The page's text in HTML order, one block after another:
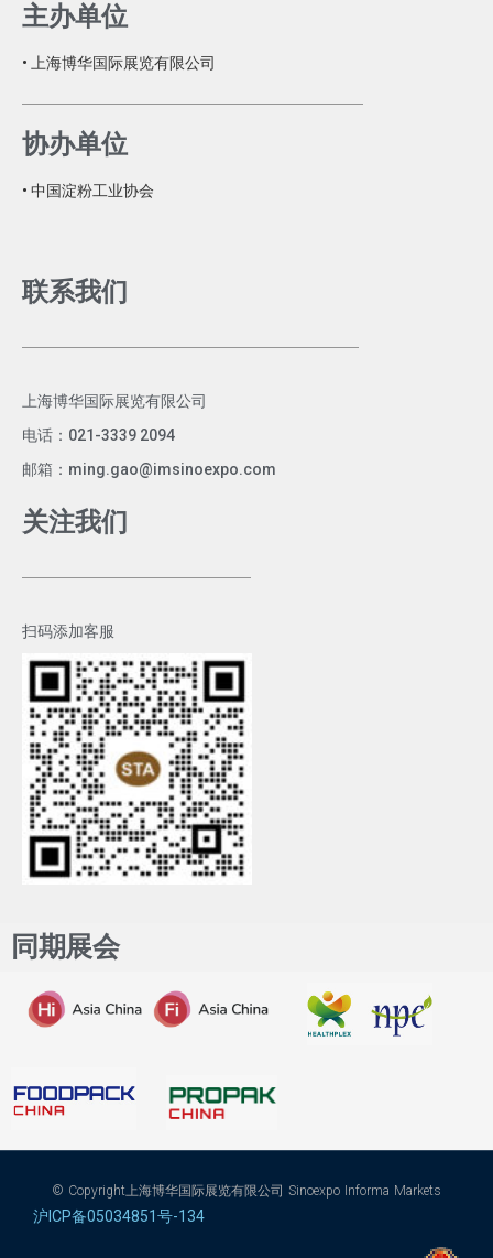
主办单位
• 上海博华国际展览有限公司
协办单位
• 中国淀粉工业协会
联系我们
上海博华国际展览有限公司
电话：021-3339 2094
邮箱：ming.gao@imsinoexpo.com
关注我们
扫码添加客服
同期展会
© Copyright上海博华国际展览有限公司 Sinoexpo Informa Markets
沪ICP备05034851号-134